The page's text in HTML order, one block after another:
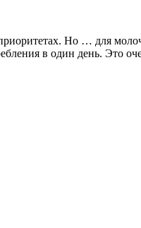
Но … для
в один день. Это